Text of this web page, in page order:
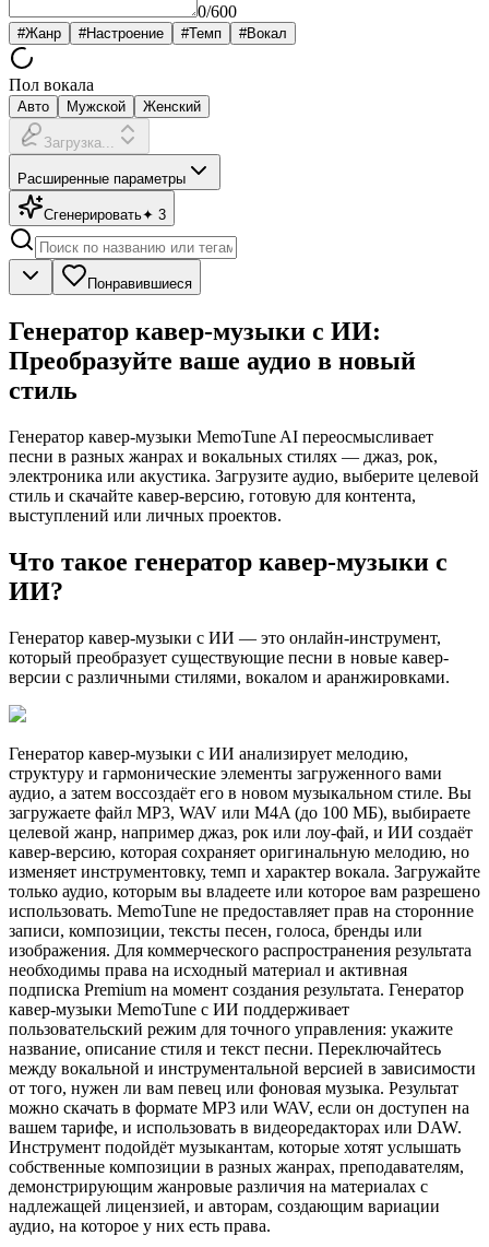
0/600
#Жанр #Настроение #Темп #Вокал
Пол вокала
Авто Мужской Женский
Загрузка...
Расширенные параметры
Сгенерировать✦ 3
Понравившиеся
Генератор кавер-музыки с ИИ:
Преобразуйте ваше аудио в новый
стиль
Генератор кавер-музыки MemoTune AI переосмысливает
песни в разных жанрах и вокальных стилях — джаз, рок,
электроника или акустика. Загрузите аудио, выберите целевой
стиль и скачайте кавер-версию, готовую для контента,
выступлений или личных проектов.
Что такое генератор кавер-музыки с
ИИ?
Генератор кавер-музыки с ИИ — это онлайн-инструмент,
который преобразует существующие песни в новые кавер-
версии с различными стилями, вокалом и аранжировками.
Генератор кавер-музыки с ИИ анализирует мелодию,
структуру и гармонические элементы загруженного вами
аудио, а затем воссоздаёт его в новом музыкальном стиле. Вы
загружаете файл MP3, WAV или M4A (до 100 МБ), выбираете
целевой жанр, например джаз, рок или лоу-фай, и ИИ создаёт
кавер-версию, которая сохраняет оригинальную мелодию, но
изменяет инструментовку, темп и характер вокала. Загружайте
только аудио, которым вы владеете или которое вам разрешено
использовать. MemoTune не предоставляет прав на сторонние
записи, композиции, тексты песен, голоса, бренды или
изображения. Для коммерческого распространения результата
необходимы права на исходный материал и активная
подписка Premium на момент создания результата. Генератор
кавер-музыки MemoTune с ИИ поддерживает
пользовательский режим для точного управления: укажите
название, описание стиля и текст песни. Переключайтесь
между вокальной и инструментальной версией в зависимости
от того, нужен ли вам певец или фоновая музыка. Результат
можно скачать в формате MP3 или WAV, если он доступен на
вашем тарифе, и использовать в видеоредакторах или DAW.
Инструмент подойдёт музыкантам, которые хотят услышать
собственные композиции в разных жанрах, преподавателям,
демонстрирующим жанровые различия на материалах с
надлежащей лицензией, и авторам, создающим вариации
аудио, на которое у них есть права.